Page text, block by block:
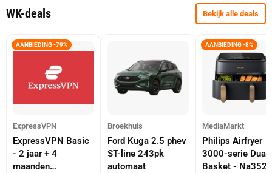
WK-deals Bekijk alle deals
AANBIEDING -79%
ExpressVPN
ExpressVPN Basic
- 2 jaar + 4
maanden
Broekhuis
Ford Kuga 2.5 phev
ST-line 243pk
automaat
AANBIEDING -8%
MediaMarkt
Philips Airfryer
3000-serie Dual
Basket -